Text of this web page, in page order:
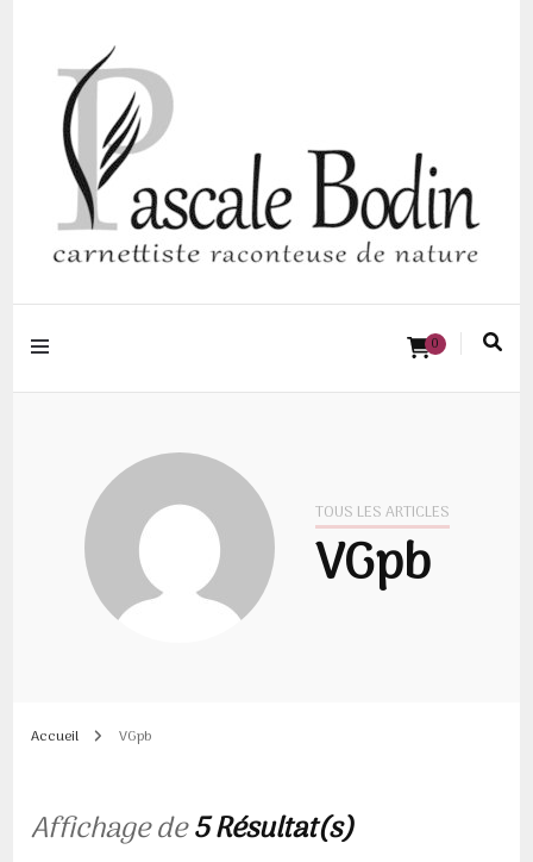
Pascale BODIN |
Carnettiste
raconteuse de
nature
0
TOUS LES ARTICLES
VGpb
Accueil VGpb
Affichage de5 Résultat(s)